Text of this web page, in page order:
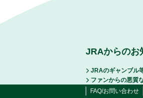
JRAからのお
JRAのギャンブル
ファンからの悪質
FAQ/お問い合わせ